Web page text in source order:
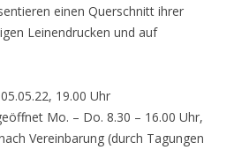
einen Querschnitt ihrer
Leinendrucken und auf
19.00 Uhr
Mo. – Do. 8.30 – 16.00 Uhr,
Vereinbarung (durch Tagungen